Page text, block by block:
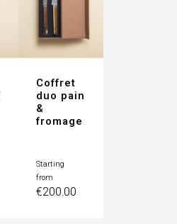
Coffret
duo pain
&
fromage
Starting
from
€200.00